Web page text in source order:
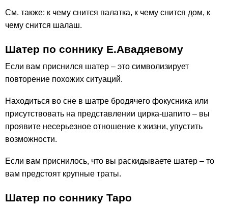
См. также: к чему снится палатка, к чему снится дом, к
чему снится шалаш.
Шатер по соннику Е.Авадяевому
Если вам приснился шатер – это символизирует
повторение похожих ситуаций.
Находиться во сне в шатре бродячего фокусника или
присутствовать на представлении цирка-шапито – вы
проявите несерьезное отношение к жизни, упустить
возможности.
Если вам приснилось, что вы раскидываете шатер – то
вам предстоят крупные траты.
Шатер по соннику Таро